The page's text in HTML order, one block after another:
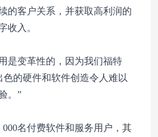
的客户关系，并获取高利润的
收入。
是变革性的，因为我们福特
的硬件和软件创造令人难以
。”
名付费软件和服务用户，其